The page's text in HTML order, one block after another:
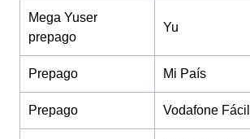
Mega Yuser
prepago
Yu
Prepago Mi País
Prepago Vodafone Fácil